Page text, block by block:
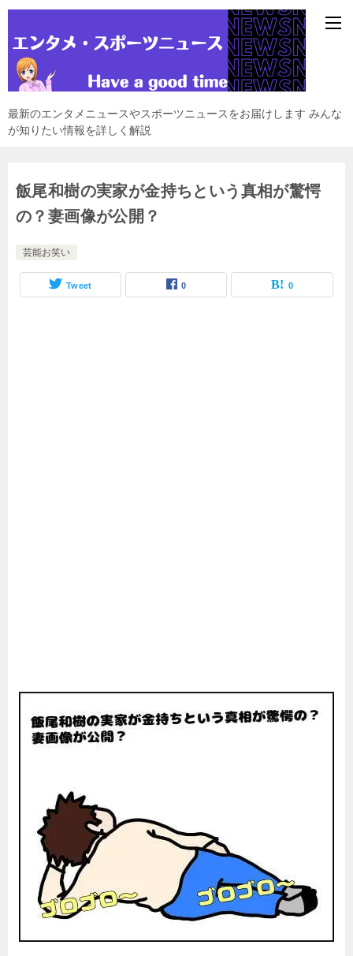
最新のエンタメニュースやスポーツニュースをお届けします みんな
が知りたい情報を詳しく解説
飯尾和樹の実家が金持ちという真相が驚愕
の？妻画像が公開？
芸能お笑い
Tweet 0 0